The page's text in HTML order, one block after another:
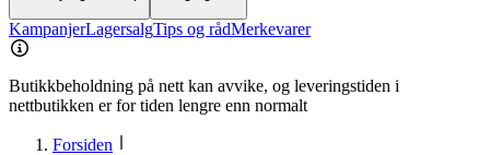
KampanjerLagersalgTips og rådMerkevarer
Butikkbeholdning på nett kan avvike, og leveringstiden i
nettbutikken er for tiden lengre enn normalt
Forsiden